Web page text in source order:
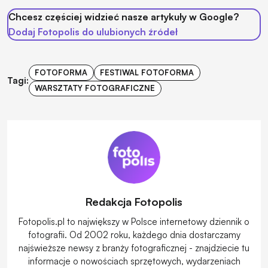
Chcesz częściej widzieć nasze artykuły w Google?
Dodaj Fotopolis do ulubionych źródeł
Tagi:
FOTOFORMA
FESTIWAL FOTOFORMA
WARSZTATY FOTOGRAFICZNE
Redakcja Fotopolis
Fotopolis.pl to największy w Polsce internetowy dziennik o
fotografii. Od 2002 roku, każdego dnia dostarczamy
najświeższe newsy z branży fotograficznej - znajdziecie tu
informacje o nowościach sprzętowych, wydarzeniach